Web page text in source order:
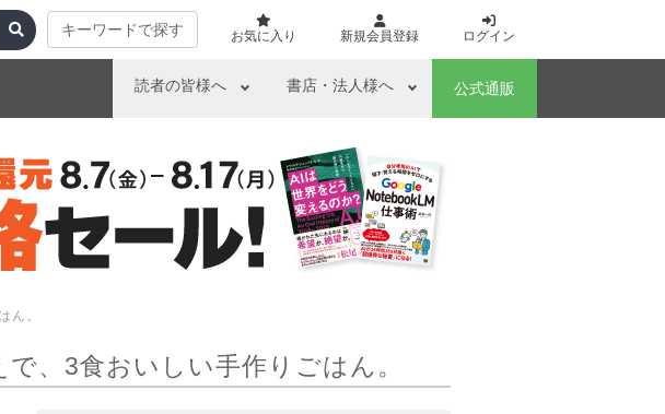
キーワードで探す お気に入り 新規会員登録 ログイン
読者の皆様へ 書店・法人様へ 公式通販
ん。
、3食おいしい手作りごはん。